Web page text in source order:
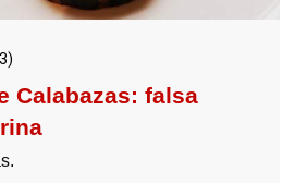
)
Calabazas: falsa